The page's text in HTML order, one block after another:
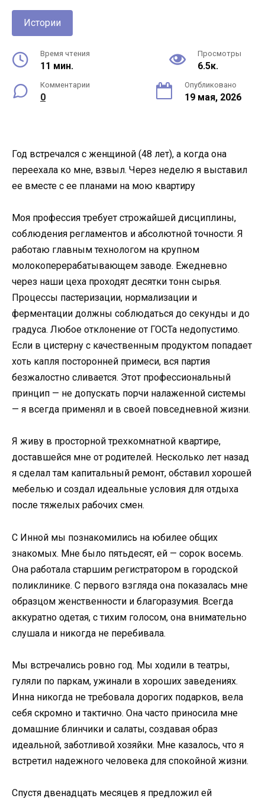
Истории
Время чтения
11 мин.
Просмотры
6.5к.
Комментарии
0
Опубликовано
19 мая, 2026
Год встречался с женщиной (48 лет), а когда она
переехала ко мне, взвыл. Через неделю я выставил
ее вместе с ее планами на мою квартиру
Моя профессия требует строжайшей дисциплины,
соблюдения регламентов и абсолютной точности. Я
работаю главным технологом на крупном
молокоперерабатывающем заводе. Ежедневно
через наши цеха проходят десятки тонн сырья.
Процессы пастеризации, нормализации и
ферментации должны соблюдаться до секунды и до
градуса. Любое отклонение от ГОСТа недопустимо.
Если в цистерну с качественным продуктом попадает
хоть капля посторонней примеси, вся партия
безжалостно сливается. Этот профессиональный
принцип — не допускать порчи налаженной системы
— я всегда применял и в своей повседневной жизни.
Я живу в просторной трехкомнатной квартире,
доставшейся мне от родителей. Несколько лет назад
я сделал там капитальный ремонт, обставил хорошей
мебелью и создал идеальные условия для отдыха
после тяжелых рабочих смен.
С Инной мы познакомились на юбилее общих
знакомых. Мне было пятьдесят, ей — сорок восемь.
Она работала старшим регистратором в городской
поликлинике. С первого взгляда она показалась мне
образцом женственности и благоразумия. Всегда
аккуратно одетая, с тихим голосом, она внимательно
слушала и никогда не перебивала.
Мы встречались ровно год. Мы ходили в театры,
гуляли по паркам, ужинали в хороших заведениях.
Инна никогда не требовала дорогих подарков, вела
себя скромно и тактично. Она часто приносила мне
домашние блинчики и салаты, создавая образ
идеальной, заботливой хозяйки. Мне казалось, что я
встретил надежного человека для спокойной жизни.
Спустя двенадцать месяцев я предложил ей